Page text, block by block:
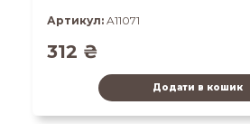
Артикул: A11071
312 ₴
Додати в кошик